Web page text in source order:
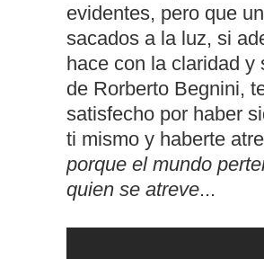
evidentes, pero que
sacados a la luz, si
hace con la claridad y
de Rorberto Begnini,
satisfecho por haber
ti mismo y haberte
porque el mundo
quien se atreve...